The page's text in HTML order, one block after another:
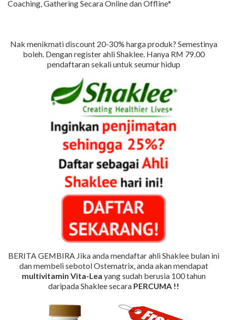
Coaching, Gathering Secara Online dan Offline*
Nak menikmati discount 20-30% harga produk? Semestinya
boleh. Dengan register ahli Shaklee. Hanya RM 79.00
pendaftaran sekali untuk seumur hidup
BERITA GEMBIRA Jika anda mendaftar ahli Shaklee bulan ini
dan membeli sebotol Ostematrix, anda akan mendapat
multivitamin Vita-Lea yang sudah berusia 100 tahun
daripada Shaklee secara PERCUMA !!